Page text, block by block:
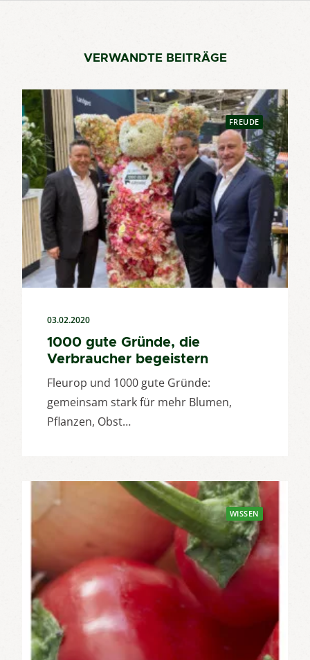
VERWANDTE BEITRÄGE
FREUDE
03.02.2020
1000 gute Gründe, die
Verbraucher begeistern
Fleurop und 1000 gute Gründe:
gemeinsam stark für mehr Blumen,
Pflanzen, Obst…
WISSEN